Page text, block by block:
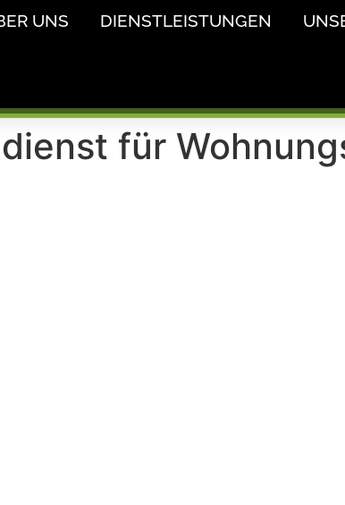
UNS DIENSTLEISTUNGEN
für